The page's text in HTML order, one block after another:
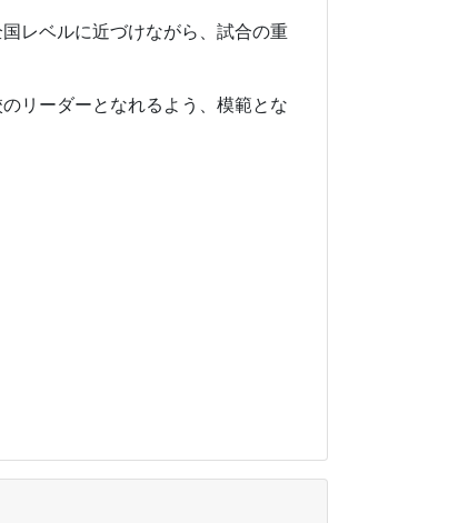
レベルに近づけながら、試合の重
リーダーとなれるよう、模範とな